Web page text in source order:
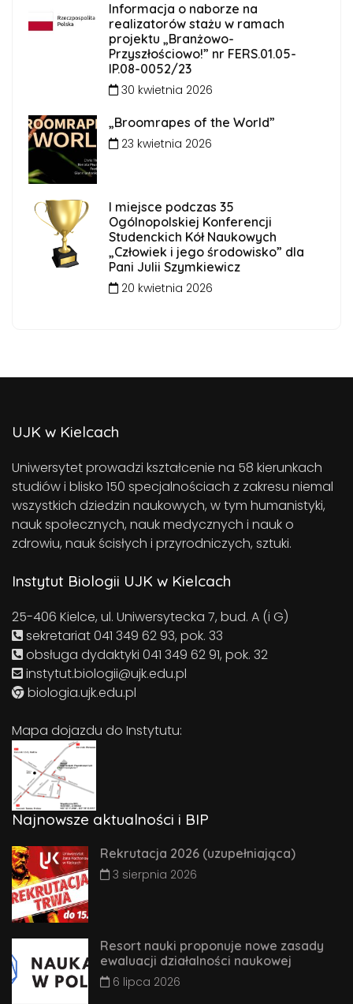
Informacja o naborze na
realizatorów stażu w ramach
projektu „Branżowo-
Przyszłościowo!” nr FERS.01.05-
IP.08-0052/23
30 kwietnia 2026
„Broomrapes of the World”
23 kwietnia 2026
I miejsce podczas 35
Ogólnopolskiej Konferencji
Studenckich Kół Naukowych
„Człowiek i jego środowisko” dla
Pani Julii Szymkiewicz
20 kwietnia 2026
UJK w Kielcach
Uniwersytet prowadzi kształcenie na 58 kierunkach
studiów i blisko 150 specjalnościach z zakresu niemal
wszystkich dziedzin naukowych, w tym humanistyki,
nauk społecznych, nauk medycznych i nauk o
zdrowiu, nauk ścisłych i przyrodniczych, sztuki.
Instytut Biologii UJK w Kielcach
25-406 Kielce, ul. Uniwersytecka 7, bud. A (i G)
sekretariat 041 349 62 93, pok. 33
obsługa dydaktyki 041 349 62 91, pok. 32
instytut.biologii@ujk.edu.pl
biologia.ujk.edu.pl
Mapa dojazdu do Instytutu:
Najnowsze aktualności i BIP
Rekrutacja 2026 (uzupełniająca)
3 sierpnia 2026
Resort nauki proponuje nowe zasady
ewaluacji działalności naukowej
6 lipca 2026